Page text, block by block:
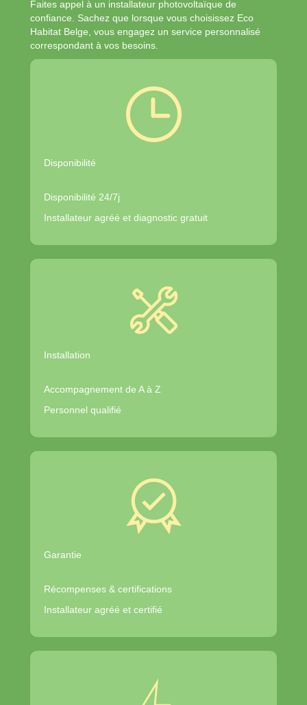
Faites appel à un installateur photovoltaïque de
confiance. Sachez que lorsque vous choisissez Eco
Habitat Belge, vous engagez un service personnalisé
correspondant à vos besoins.
Disponibilité
Disponibilité 24/7j
Installateur agréé et diagnostic gratuit
Installation
Accompagnement de A à Z
Personnel qualifié
Garantie
Récompenses & certifications
Installateur agréé et certifié